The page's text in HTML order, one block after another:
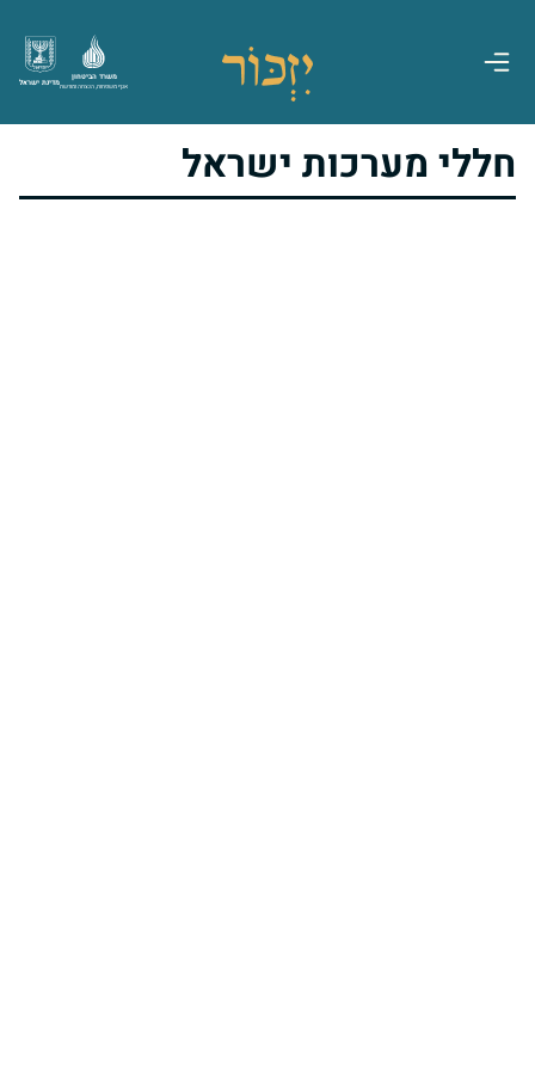
מדינת ישראל
משרד הביטחון
אגף משפחות, הנצחה ומורשת
חללי מערכות ישראל